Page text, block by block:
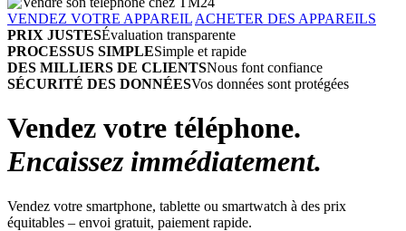
VENDEZ VOTRE APPAREIL ACHETER DES APPAREILS
PRIX JUSTESÉvaluation transparente
PROCESSUS SIMPLESimple et rapide
DES MILLIERS DE CLIENTSNous font confiance
SÉCURITÉ DES DONNÉESVos données sont protégées
Vendez votre téléphone.
Encaissez immédiatement.
Vendez votre smartphone, tablette ou smartwatch à des prix
équitables – envoi gratuit, paiement rapide.